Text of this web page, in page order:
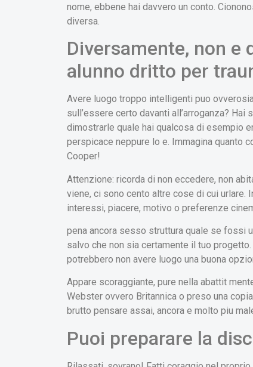
nome, ebbene hai davvero un conto.
diversa.
Diversamente, non e
alunno dritto per
Avere luogo troppo intelligenti puo
sull’essere certo davanti all’arroganza?
dimostrarle quale hai qualcosa di esempio
perspicace neppure lo e. Immagina quanto
Cooper!
Attenzione: ricorda di non eccedere, non
viene, ci sono cento altre cose di cui urlare.
interessi, piacere, motivo o preferenze
pena ancora sesso struttura quale se fossi
salvo che non sia certamente il tuo
potrebbero non avere luogo una buona
Appare scoraggiante, pure nella abattit
Webster ovvero Britannica o preso una
brutto pensare assai, ancora e molto piu
Puoi preparare la